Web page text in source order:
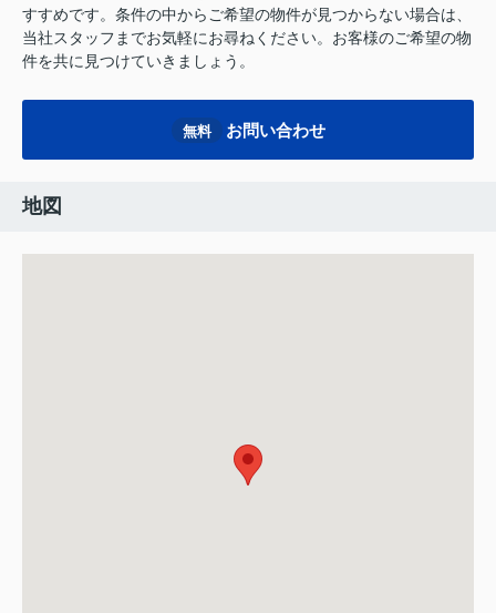
すすめです。条件の中からご希望の物件が見つからない場合は、
当社スタッフまでお気軽にお尋ねください。お客様のご希望の物
件を共に見つけていきましょう。
無料 お問い合わせ
地図